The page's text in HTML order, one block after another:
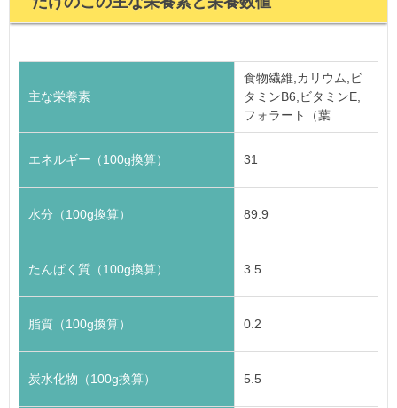
主な栄養素
食物繊維,カリウム,ビ
タミンB6,ビタミンE,
フォラート（葉
エネルギー（100g換算） 31
水分（100g換算） 89.9
たんぱく質（100g換算） 3.5
脂質（100g換算） 0.2
炭水化物（100g換算） 5.5